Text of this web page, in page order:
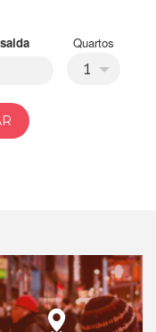
saida Quartos
1